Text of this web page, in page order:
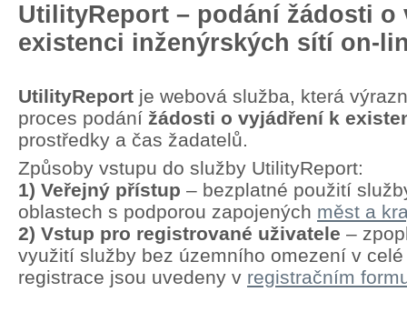
UtilityReport – podání žádosti o
existenci inženýrských sítí on-
UtilityReport je webová služba, která
proces podání žádosti o vyjádření k
prostředky a čas žadatelů.
Způsoby vstupu do služby UtilityReport:
1) Veřejný přístup – bezplatné použití
oblastech s podporou zapojených měst a
2) Vstup pro registrované uživatele –
využití služby bez územního omezení v
registrace jsou uvedeny v registračním